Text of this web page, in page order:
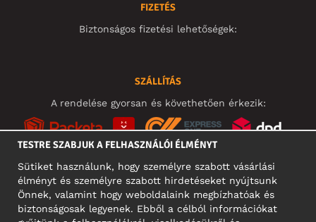
FIZETÉS
Biztonságos fizetési lehetőségek:
SZÁLLÍTÁS
A rendelése gyorsan és követhetően érkezik:
KÖZÖSSÉGI MÉDIA
TESTRE SZABJUK A FELHASZNÁLÓI ÉLMÉNYT
Sütiket használunk, hogy személyre szabott vásárlási
élményt és személyre szabott hirdetéseket nyújtsunk
Önnek, valamint hogy weboldalaink megbízhatóak és
biztonságosak legyenek. Ebből a célból információkat